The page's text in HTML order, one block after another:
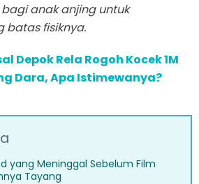
anak anjing untuk
batas fisiknya.
Depok Rela Rogoh Kocek 1M
Dara, Apa Istimewanya?
yang Meninggal Sebelum Film
Tayang